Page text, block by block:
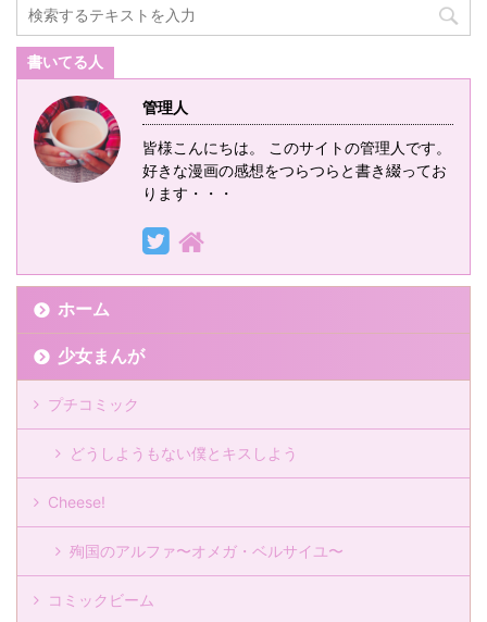
書いてる人
管理人
皆様こんにちは。 このサイトの管理人です。
好きな漫画の感想をつらつらと書き綴ってお
ります・・・
ホーム
少女まんが
プチコミック
どうしようもない僕とキスしよう
Cheese!
殉国のアルファ〜オメガ・ベルサイユ〜
コミックビーム